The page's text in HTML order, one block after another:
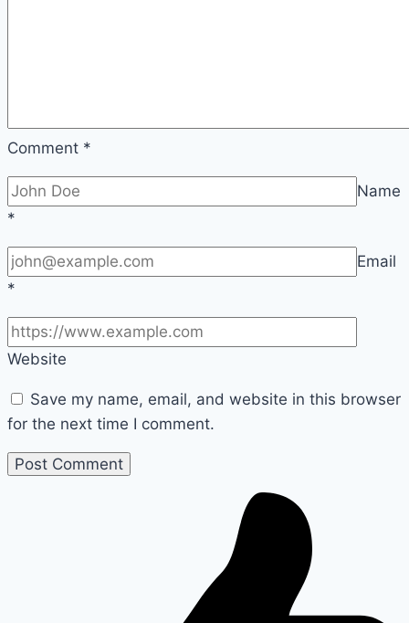
Comment *
Name
*
Email
*
Website
Save my name, email, and website in this browser
for the next time I comment.